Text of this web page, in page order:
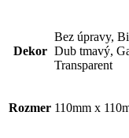
Dekor
Bez úpravy,
Dub tmavý,
Transparent
Rozmer 110mm x